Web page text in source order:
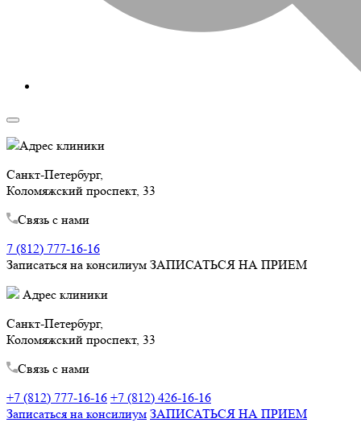
Адрес клиники
Санкт-Петербург,
Коломяжский проспект, 33
Связь с нами
7 (812) 777-16-16
Записаться на консилиум ЗАПИСАТЬСЯ НА ПРИЕМ
Адрес клиники
Санкт-Петербург,
Коломяжский проспект, 33
Связь с нами
+7 (812) 777-16-16 +7 (812) 426-16-16
Записаться на консилиум ЗАПИСАТЬСЯ НА ПРИЕМ